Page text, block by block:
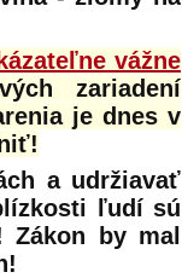
vážne
zariadení
je dnes v
a udržiavať
ľudí sú
by mal